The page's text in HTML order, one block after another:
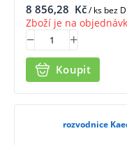
8 856,28 Kč/ ks bez
Zboží je na
Koupit